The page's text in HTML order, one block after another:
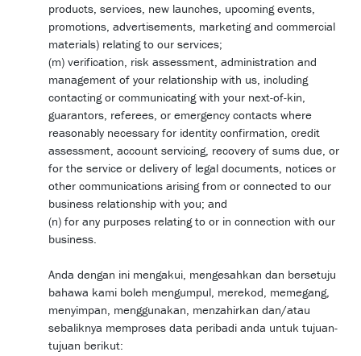
products, services, new launches, upcoming events,
promotions, advertisements, marketing and commercial
materials) relating to our services;
(m) verification, risk assessment, administration and
management of your relationship with us, including
contacting or communicating with your next-of-kin,
guarantors, referees, or emergency contacts where
reasonably necessary for identity confirmation, credit
assessment, account servicing, recovery of sums due, or
for the service or delivery of legal documents, notices or
other communications arising from or connected to our
business relationship with you; and
(n) for any purposes relating to or in connection with our
business.
Anda dengan ini mengakui, mengesahkan dan bersetuju
bahawa kami boleh mengumpul, merekod, memegang,
menyimpan, menggunakan, menzahirkan dan/atau
sebaliknya memproses data peribadi anda untuk tujuan-
tujuan berikut: